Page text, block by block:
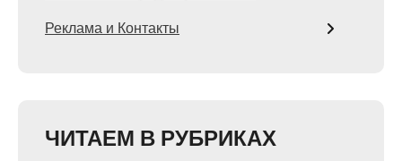
Реклама и Контакты
ЧИТАЕМ В РУБРИКАХ